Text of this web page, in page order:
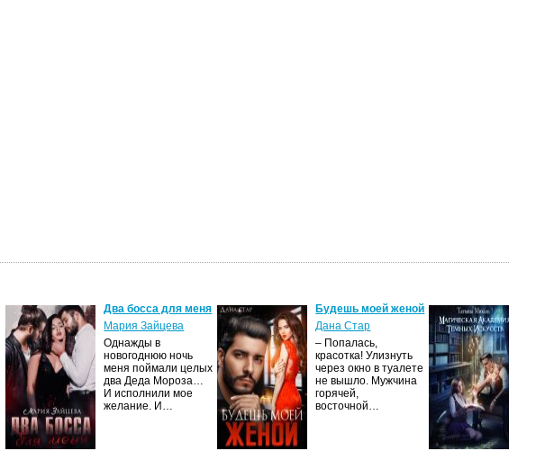
Два босса для меня
Мария Зайцева
Однажды в
новогоднюю ночь
меня поймали целых
два Деда Мороза…
И исполнили мое
желание. И…
Будешь моей женой
Дана Стар
– Попалась,
красотка! Улизнуть
через окно в туалете
не вышло. Мужчина
горячей,
восточной…